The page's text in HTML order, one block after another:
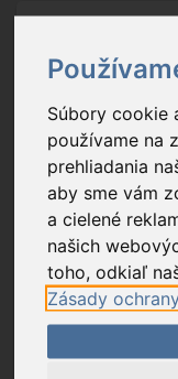
Súbory cookie
používame na
prehliadania
aby sme vám
a cielené
našich
toho, odkiaľ
Zásady